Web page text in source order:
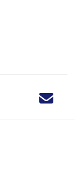
Deel dit
Deel dit
Deel dit
Deel